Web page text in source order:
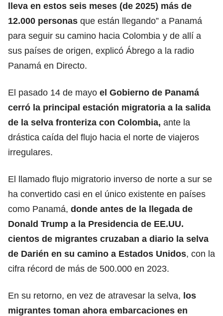
lleva en estos seis meses (de 2025) más de
12.000 personas que están llegando” a Panamá
para seguir su camino hacia Colombia y de allí a
sus países de origen, explicó Ábrego a la radio
Panamá en Directo.
El pasado 14 de mayo el Gobierno de Panamá
cerró la principal estación migratoria a la salida
de la selva fronteriza con Colombia, ante la
drástica caída del flujo hacia el norte de viajeros
irregulares.
El llamado flujo migratorio inverso de norte a sur se
ha convertido casi en el único existente en países
como Panamá, donde antes de la llegada de
Donald Trump a la Presidencia de EE.UU.
cientos de migrantes cruzaban a diario la selva
de Darién en su camino a Estados Unidos, con la
cifra récord de más de 500.000 en 2023.
En su retorno, en vez de atravesar la selva, los
migrantes toman ahora embarcaciones en